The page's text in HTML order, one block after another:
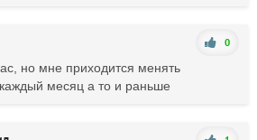
0
но мне приходится менять
месяц а то и раньше